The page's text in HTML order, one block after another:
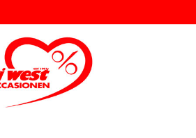
haben wir
Übergabe extra noch ein Service
damit wir mit dem Fahrzeug
Das ist nicht selbstverständlich und
nochmals verstärkt. Wir
unseren Peugeot 2008 und
bei Auto Züri West sowie bei
für die angenehme Beratung,
und den super Deal.